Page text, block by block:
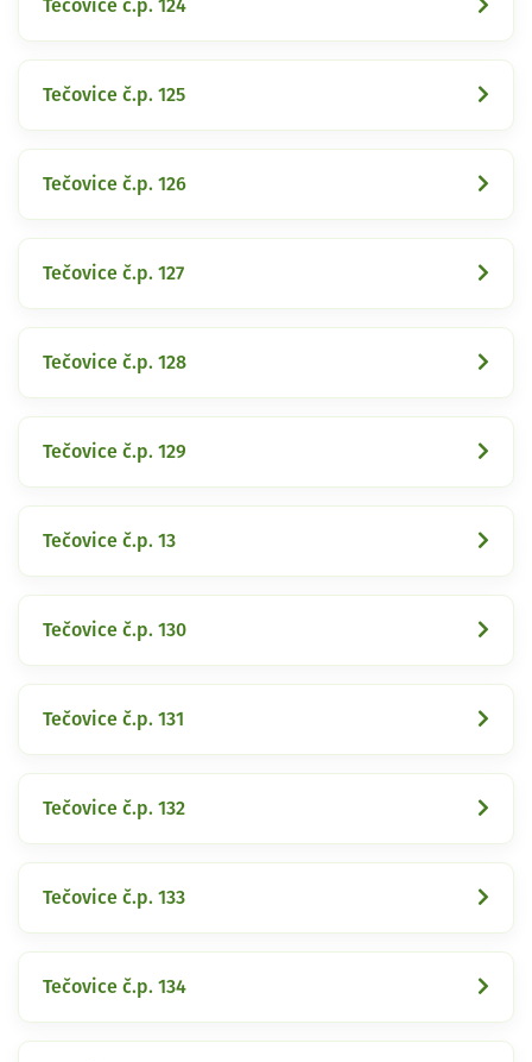
Tečovice č.p. 124
Tečovice č.p. 125
Tečovice č.p. 126
Tečovice č.p. 127
Tečovice č.p. 128
Tečovice č.p. 129
Tečovice č.p. 13
Tečovice č.p. 130
Tečovice č.p. 131
Tečovice č.p. 132
Tečovice č.p. 133
Tečovice č.p. 134